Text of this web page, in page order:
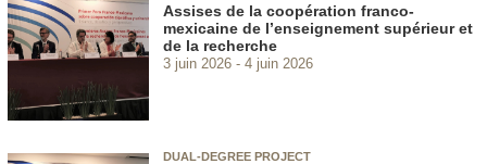
Assises de la coopération franco-
mexicaine de l’enseignement supérieur et
de la recherche
3 juin 2026 4 juin 2026
DUAL-DEGREE PROJECT